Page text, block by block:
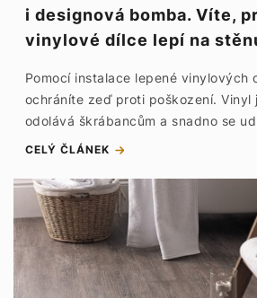
i designová bomba. Víte,
vinylové dílce lepí na
Pomocí instalace lepené vinylových
ochráníte zeď proti poškození. Vinyl
odolává škrábancům a snadno se
CELÝ ČLÁNEK